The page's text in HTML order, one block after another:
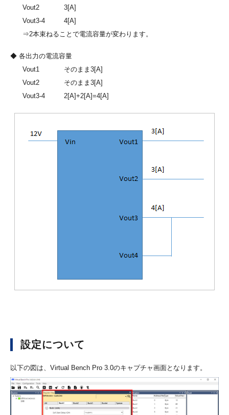
Vout2
3[A]
Vout3-4
4[A]
⇒2本束ねることで電流容量が変わります。
◆ 各出力の電流容量
Vout1
そのまま3[A]
Vout2
そのまま3[A]
Vout3-4
2[A]+2[A]=4[A]
設定について
以下の図は、Virtual Bench Pro 3.0のキャプチャ画面となります。